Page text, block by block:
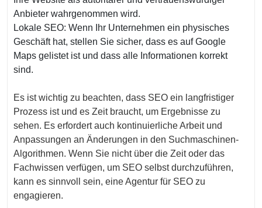
Anbieter wahrgenommen wird.
Lokale SEO: Wenn Ihr Unternehmen ein physisches
Geschäft hat, stellen Sie sicher, dass es auf Google
Maps gelistet ist und dass alle Informationen korrekt
sind.
Es ist wichtig zu beachten, dass SEO ein langfristiger
Prozess ist und es Zeit braucht, um Ergebnisse zu
sehen. Es erfordert auch kontinuierliche Arbeit und
Anpassungen an Änderungen in den Suchmaschinen-
Algorithmen. Wenn Sie nicht über die Zeit oder das
Fachwissen verfügen, um SEO selbst durchzuführen,
kann es sinnvoll sein, eine Agentur für SEO zu
engagieren.